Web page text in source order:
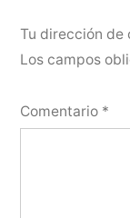
Tu dirección de
Los campos
Comentario *